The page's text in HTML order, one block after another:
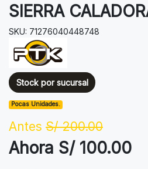
SIERRA
SKU: 71276040448748
Stock por sucursal
Pocas Unidades.
Antes S/ 200.00
Ahora S/ 100.00